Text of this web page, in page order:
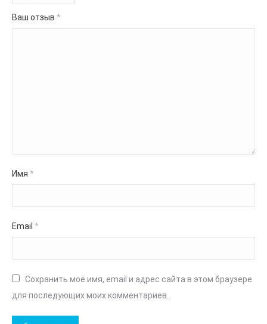
Ваш отзыв *
Имя *
Email *
Сохранить моё имя, email и адрес сайта в этом браузере
для последующих моих комментариев.